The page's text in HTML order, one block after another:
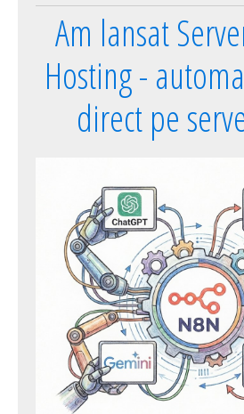
Am lansat
Hosting -
direct pe